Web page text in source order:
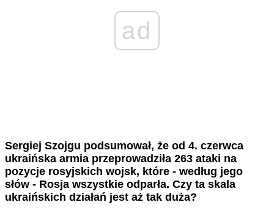
ad
Sergiej Szojgu podsumował, że od 4. czerwca
ukraińska armia przeprowadziła 263 ataki na
pozycje rosyjskich wojsk, które - według jego
słów - Rosja wszystkie odparła. Czy ta skala
ukraińskich działań jest aż tak duża?